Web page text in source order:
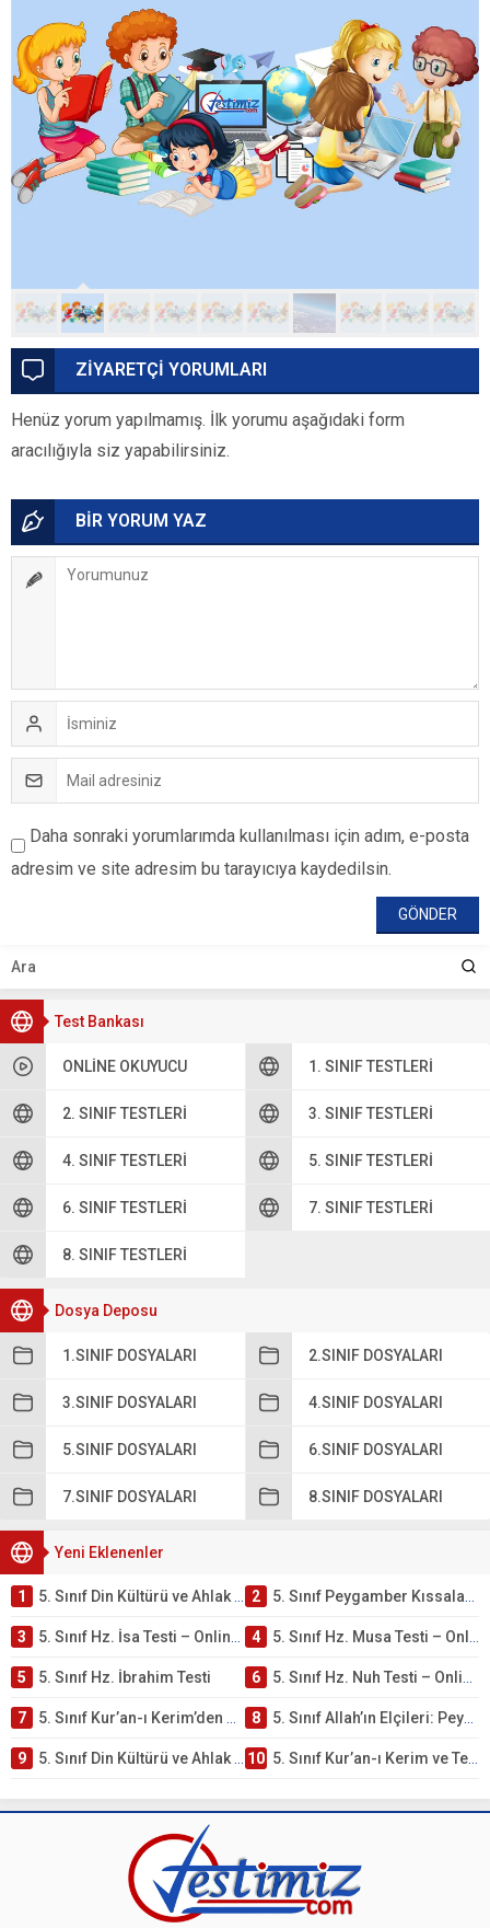
Test Bankası
ONLINE OKUYUCU 1. SINIF TESTLERI
2. SINIF TESTLERI 3. SINIF TESTLERI
4. SINIF TESTLERI 5. SINIF TESTLERI
6. SINIF TESTLERI 7. SINIF TESTLERI
8. SINIF TESTLERI
Dosya Deposu
1.SINIF DOSYALARI 2.SINIF DOSYALARI
3.SINIF DOSYALARI 4.SINIF DOSYALARI
5.SINIF DOSYALARI 6.SINIF DOSYALARI
7.SINIF DOSYALARI 8.SINIF DOSYALARI
Yeni Eklenenler
1 5. Sınıf Din Kültürü ve Ahlak Bilgisi 4. Ünite: Peygamber Kıssaları Çalışmaları 2 5. Sınıf Peygamber Kıssaları Ünite Testi – Online Çöz
3 5. Sınıf Hz. İsa Testi – Online Çöz 4 5. Sınıf Hz. Musa Testi – Online Çöz
5 5. Sınıf Hz. İbrahim Testi 6 5. Sınıf Hz. Nuh Testi – Online Çöz
7 5. Sınıf Kur’an-ı Kerim’den Öğütler – Peygamber Kıssaları Testi – Online Çöz 8 5. Sınıf Allah’ın Elçileri: Peygamberler Testi – Online Çöz
9 5. Sınıf Din Kültürü ve Ahlak Bilgisi 3. Ünite: Kur’an-ı Kerim Çalışmaları 10 5. Sınıf Kur’an-ı Kerim ve Temel Özellikleri Testi – Online Çöz
ZİYARETÇİ YORUMLARI
Henüz yorum yapılmamış. İlk yorumu aşağıdaki form
aracılığıyla siz yapabilirsiniz.
BİR YORUM YAZ
Daha sonraki yorumlarımda kullanılması için adım, e-posta
adresim ve site adresim bu tarayıcıya kaydedilsin.